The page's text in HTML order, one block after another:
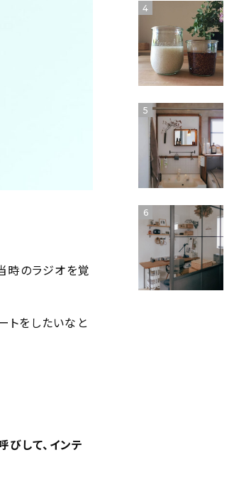
時のラジオを覚
トをしたいなと
して、インテ
4
5
6